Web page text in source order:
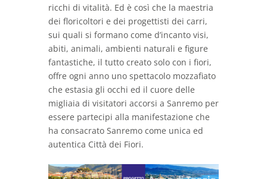
ricchi di vitalità. Ed è così che la maestria
dei floricoltori e dei progettisti dei carri,
sui quali si formano come d’incanto visi,
abiti, animali, ambienti naturali e figure
fantastiche, il tutto creato solo con i fiori,
offre ogni anno uno spettacolo mozzafiato
che estasia gli occhi ed il cuore delle
migliaia di visitatori accorsi a Sanremo per
essere partecipi alla manifestazione che
ha consacrato Sanremo come unica ed
autentica Città dei Fiori.